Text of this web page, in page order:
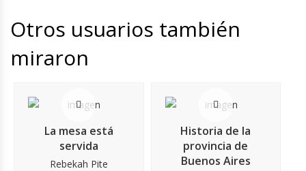
Otros usuarios también
miraron
La mesa está
servida
Rebekah Pite
Historia de la
provincia de
Buenos Aires